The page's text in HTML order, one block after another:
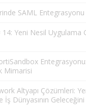
SAML Entegrasyonu
14: Yeni Nesil Uygulama
Mimarisi
Altyapı Çözümleri:
İş Dünyasının